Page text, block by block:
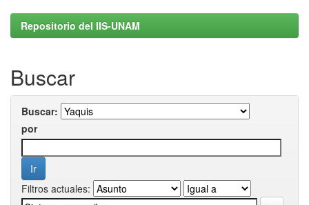
Repositorio del IIS-UNAM
Buscar
Buscar:
por
Filtros actuales: